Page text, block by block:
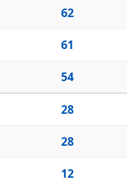
62
61
54
28
28
12